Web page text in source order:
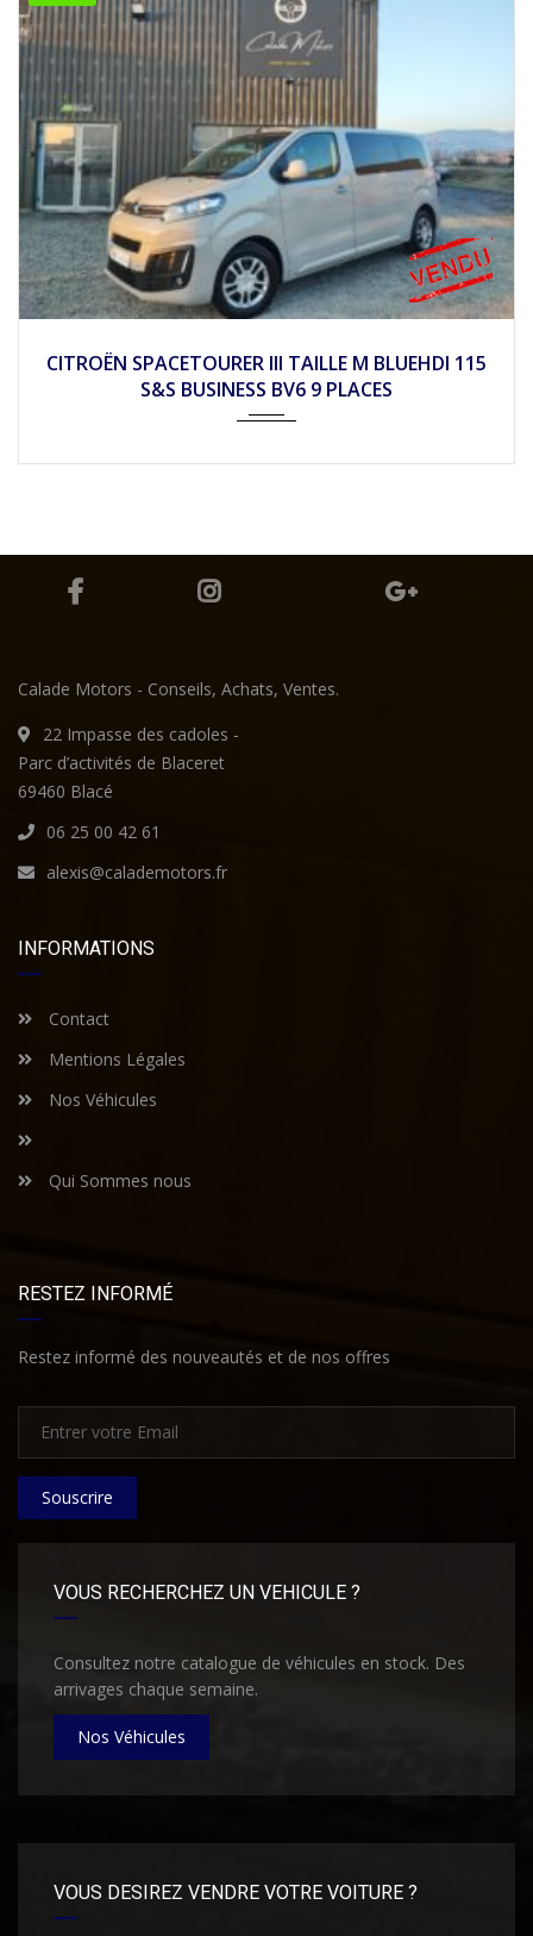
CITROËN SPACETOURER III TAILLE M BLUEHDI 115
S&S BUSINESS BV6 9 PLACES
Calade Motors - Conseils, Achats, Ventes.
22 Impasse des cadoles -
Parc d’activités de Blaceret
69460 Blacé
06 25 00 42 61
alexis@calademotors.fr
INFORMATIONS
Contact
Mentions Légales
Nos Véhicules
Qui Sommes nous
RESTEZ INFORMÉ
Restez informé des nouveautés et de nos offres
Souscrire
VOUS RECHERCHEZ UN VEHICULE ?
Consultez notre catalogue de véhicules en stock. Des
arrivages chaque semaine.
Nos Véhicules
VOUS DESIREZ VENDRE VOTRE VOITURE ?